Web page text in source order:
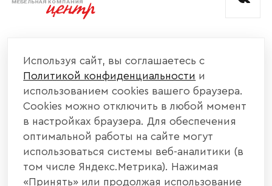
КАТАЛОГ МЕБЕЛИ
ИНФОРМАЦИЯ
НАШИ КОНТАКТЫ
Используя сайт, вы соглашаетесь с
Политикой конфиденциальности и
использованием cookies вашего браузера.
Cookies можно отключить в любой момент
в настройках браузера. Для обеспечения
оптимальной работы на сайте могут
использоваться системы веб-аналитики (в
том числе Яндекс.Метрика). Нажимая
«Принять» или продолжая использование